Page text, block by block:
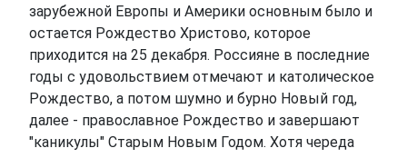
зарубежной Европы и Америки основным было и
остается Рождество Христово, которое
приходится на 25 декабря. Россияне в последние
годы с удовольствием отмечают и католическое
Рождество, а потом шумно и бурно Новый год,
далее - православное Рождество и завершают
"каникулы" Старым Новым Годом. Хотя череда